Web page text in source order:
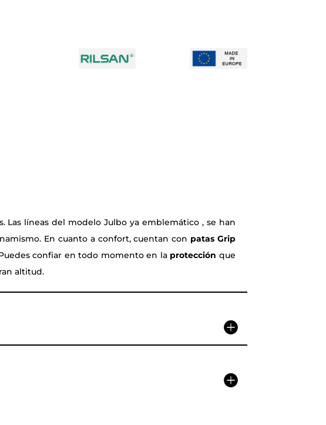
Las líneas del modelo Julbo ya emblemático , se han
En cuanto a confort, cuentan con patas Grip
confiar en todo momento en la protección que
altitud.